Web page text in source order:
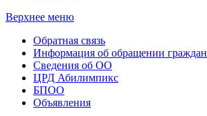
Верхнее меню
Обратная связь
Информация об обращении граждан
Сведения об ОО
ЦРД Абилимпикс
БПОО
Объявления